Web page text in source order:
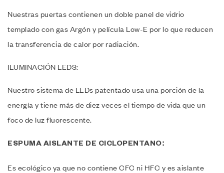
Nuestras puertas contienen un doble panel de vidrio
templado con gas Argón y película Low-E por lo que reducen
la transferencia de calor por radiación.
ILUMINACIÓN LEDS:
Nuestro sistema de LEDs patentado usa una porción de la
energía y tiene más de diez veces el tiempo de vida que un
foco de luz fluorescente.
ESPUMA AISLANTE DE CICLOPENTANO:
Es ecológico ya que no contiene CFC ni HFC y es aislante